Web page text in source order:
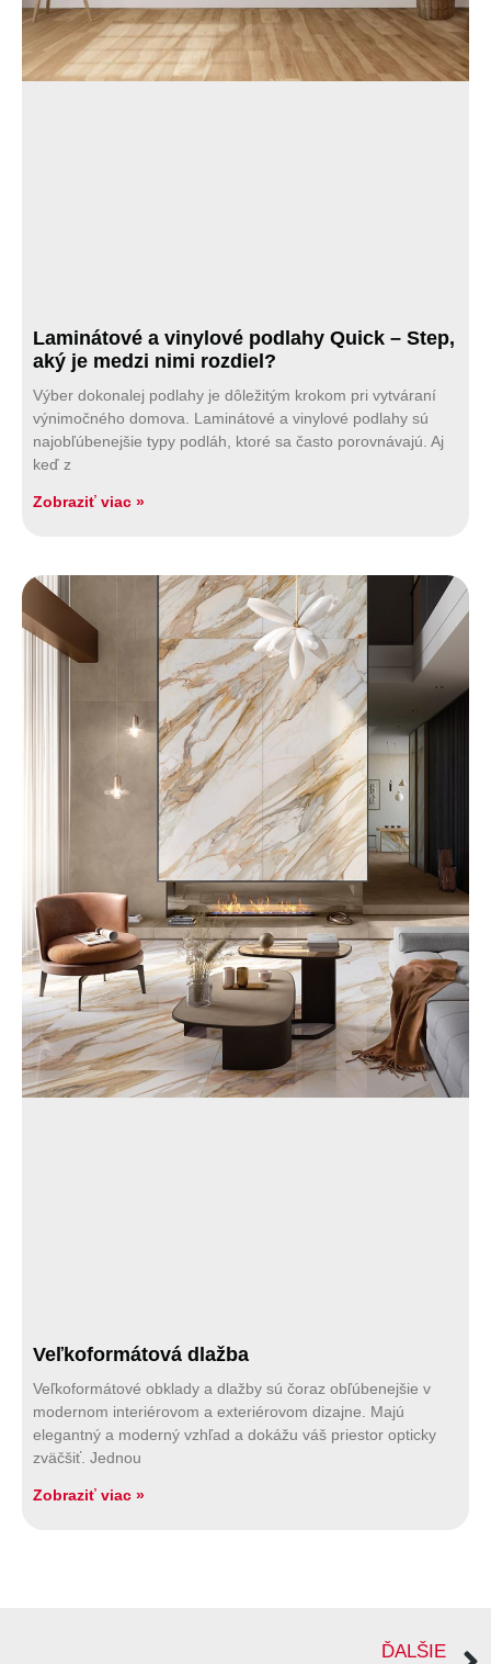
Laminátové a vinylové podlahy Quick – Step,
aký je medzi nimi rozdiel?
Výber dokonalej podlahy je dôležitým krokom pri vytváraní
výnimočného domova. Laminátové a vinylové podlahy sú
najobľúbenejšie typy podláh, ktoré sa často porovnávajú. Aj
keď z
Zobraziť viac »
Veľkoformátová dlažba
Veľkoformátové obklady a dlažby sú čoraz obľúbenejšie v
modernom interiérovom a exteriérovom dizajne. Majú
elegantný a moderný vzhľad a dokážu váš priestor opticky
zväčšiť. Jednou
Zobraziť viac »
ĎALŠIE